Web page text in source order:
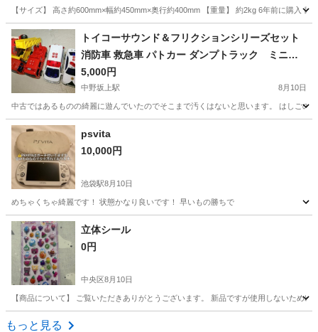
【サイズ】 高さ約600mm×幅約450mm×奥行約400mm 【重量】 約2kg 6年前に購入
東京 練馬区 おもちゃ
トイコーサウンド＆フリクションシリーズセット
消防車 救急車 パトカー ダンプトラック ミニサ
ウンド
5,000円
中野坂上駅 8月10日
中古ではあるものの綺麗に遊んでいたのでそこまで汚くはないと思います。 はしご
東京 中野区
psvita
10,000円
池袋駅8月10日
めちゃくちゃ綺麗です！ 状態かなり良いです！ 早いもの勝ちで
東京 豊島区 池袋駅
立体シール
0円
中央区8月10日
【商品について】 ご覧いただきありがとうございます。 新品ですが使用しないため
東京 中央区
もっと見る